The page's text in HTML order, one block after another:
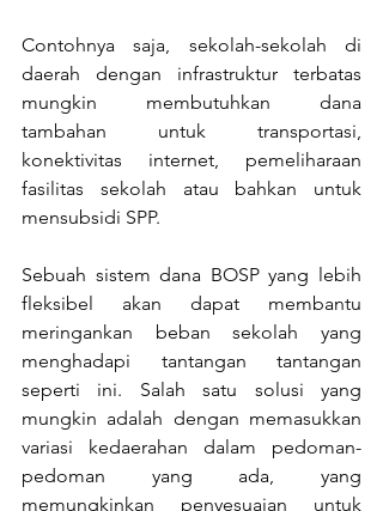
Contohnya saja, sekolah-sekolah di
daerah dengan infrastruktur terbatas
mungkin membutuhkan dana
tambahan untuk transportasi,
konektivitas internet, pemeliharaan
fasilitas sekolah atau bahkan untuk
mensubsidi SPP.
Sebuah sistem dana BOSP yang lebih
fleksibel akan dapat membantu
meringankan beban sekolah yang
menghadapi tantangan tantangan
seperti ini. Salah satu solusi yang
mungkin adalah dengan memasukkan
variasi kedaerahan dalam pedoman-
pedoman yang ada, yang
memungkinkan penyesuaian untuk